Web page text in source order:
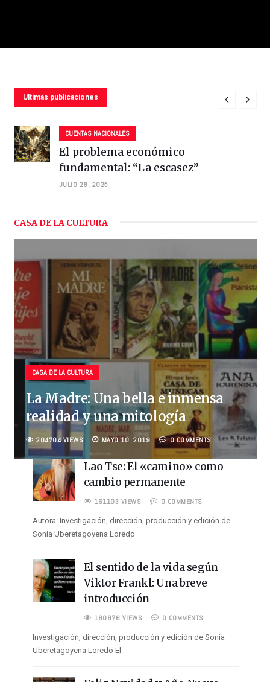
Ultimas publicaciones
CUENTAS NACIONALES
El problema económico
fundamental: “La escasez”
JULIO 28, 2025
CASA DE LA CULTURA
CASA DE LA CULTURA
La Madre: Una bella e inmensa
realidad y una mitología
204704 VIEWS MAYO 10, 2019 0 COMMENTS
Lao Tse: El «camino» como
cambio permanente
161103 VIEWS 0 COMMENTS
Autora: Investigación, dirección, producción y edición de
Sonia Uberetagoyena Loredo
El sentido de la vida según
Viktor Frankl: Una breve
introducción
160876 VIEWS 0 COMMENTS
Investigación, dirección, producción y edición de Sonia
Uberetagoyena Loredo El